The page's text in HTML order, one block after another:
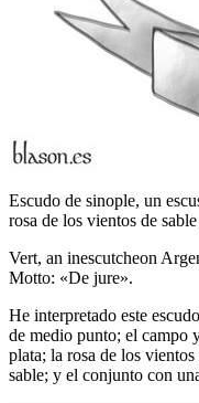
Escudo de sinople, un
rosa de los vientos de
Vert, an inescutcheon
Motto: «De jure».
He interpretado este
de medio punto; el campo
plata; la rosa de los
sable; y el conjunto con